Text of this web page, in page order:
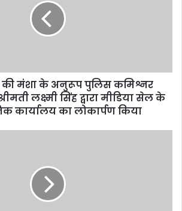
की मंशा के अनुरूप पुलिस कमिश्नर
लक्ष्मी सिंह द्वारा मीडिया सेल के
कार्यालय का लोकार्पण किया